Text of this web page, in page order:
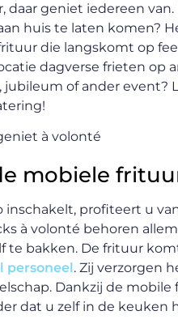
daar geniet iedereen
huis te laten komen?
die langskomt op
dagverse frieten op
of ander event?
mobiele
inschakelt, profiteert u
à volonté behoren
te bakken. De frituur
. Zij verzorgen
Dankzij de
dat u zelf in de keuken